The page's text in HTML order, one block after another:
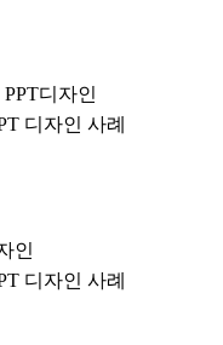
표자료 PPT 디자인 사
디자인
디자인 사례
제작을 위한 PPT 디자
인
디자인 사례